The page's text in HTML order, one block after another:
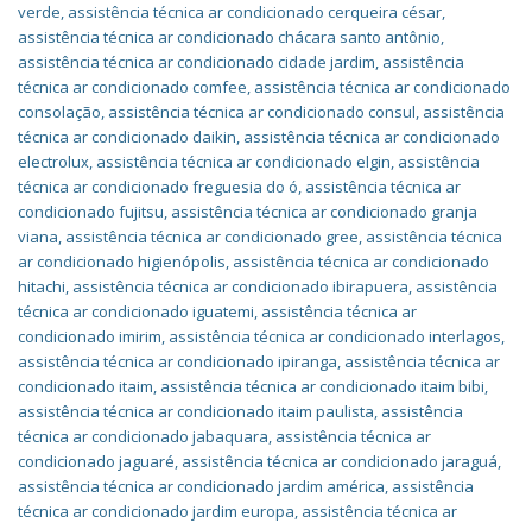
verde, assistência técnica ar condicionado cerqueira césar,
assistência técnica ar condicionado chácara santo antônio,
assistência técnica ar condicionado cidade jardim, assistência
técnica ar condicionado comfee, assistência técnica ar condicionado
consolação, assistência técnica ar condicionado consul, assistência
técnica ar condicionado daikin, assistência técnica ar condicionado
electrolux, assistência técnica ar condicionado elgin, assistência
técnica ar condicionado freguesia do ó, assistência técnica ar
condicionado fujitsu, assistência técnica ar condicionado granja
viana, assistência técnica ar condicionado gree, assistência técnica
ar condicionado higienópolis, assistência técnica ar condicionado
hitachi, assistência técnica ar condicionado ibirapuera, assistência
técnica ar condicionado iguatemi, assistência técnica ar
condicionado imirim, assistência técnica ar condicionado interlagos,
assistência técnica ar condicionado ipiranga, assistência técnica ar
condicionado itaim, assistência técnica ar condicionado itaim bibi,
assistência técnica ar condicionado itaim paulista, assistência
técnica ar condicionado jabaquara, assistência técnica ar
condicionado jaguaré, assistência técnica ar condicionado jaraguá,
assistência técnica ar condicionado jardim américa, assistência
técnica ar condicionado jardim europa, assistência técnica ar